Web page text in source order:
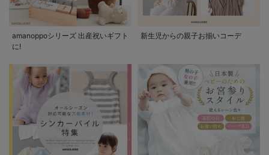
amanoppoシリーズ 出産祝いギフト
に!
新生児からの親子お揃いコーデ